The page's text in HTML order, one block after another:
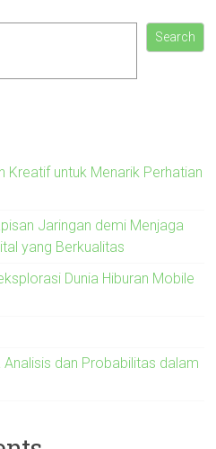
Search
Kreatif untuk Menarik Perhatian
Jaringan demi Menjaga
yang Berkualitas
Dunia Hiburan Mobile
dan Probabilitas dalam